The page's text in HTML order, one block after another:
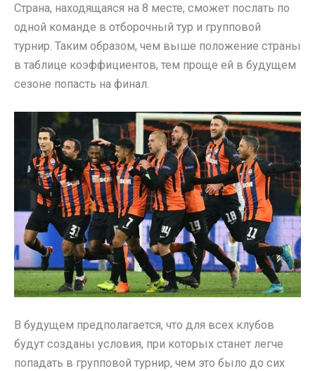
Страна, находящаяся на 8 месте, сможет послать по
одной команде в отборочный тур и групповой
турнир. Таким образом, чем выше положение страны
в таблице коэффициентов, тем проще ей в будущем
сезоне попасть на финал.
В будущем предполагается, что для всех клубов
будут созданы условия, при которых станет легче
попадать в групповой турнир, чем это было до сих